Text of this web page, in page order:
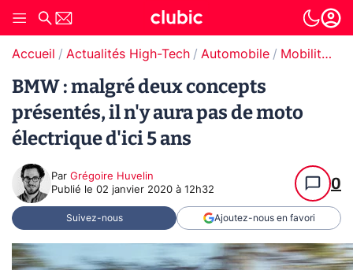
Accueil Actualités High-Tech Automobile Mobilité urbaine électrique
BMW : malgré deux concepts
présentés, il n'y aura pas de moto
électrique d'ici 5 ans
Par Grégoire Huvelin
Publié le 02 janvier 2020 à 12h32 0
Suivez-nous Ajoutez-nous en favori